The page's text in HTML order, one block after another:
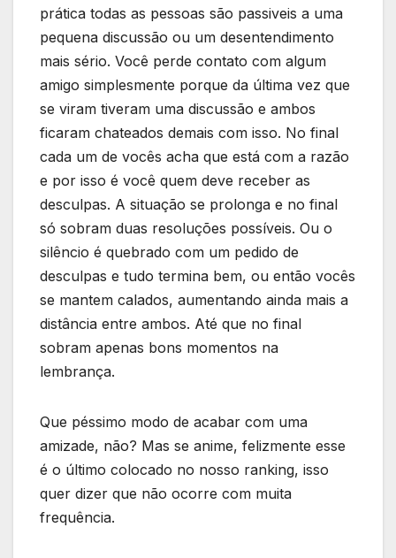
prática todas as pessoas são passiveis a uma
pequena discussão ou um desentendimento
mais sério. Você perde contato com algum
amigo simplesmente porque da última vez que
se viram tiveram uma discussão e ambos
ficaram chateados demais com isso. No final
cada um de vocês acha que está com a razão
e por isso é você quem deve receber as
desculpas. A situação se prolonga e no final
só sobram duas resoluções possíveis. Ou o
silêncio é quebrado com um pedido de
desculpas e tudo termina bem, ou então vocês
se mantem calados, aumentando ainda mais a
distância entre ambos. Até que no final
sobram apenas bons momentos na
lembrança.
Que péssimo modo de acabar com uma
amizade, não? Mas se anime, felizmente esse
é o último colocado no nosso ranking, isso
quer dizer que não ocorre com muita
frequência.